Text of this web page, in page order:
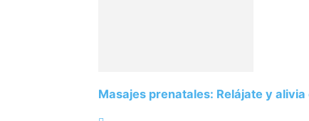
Masajes prenatales: Relájate y